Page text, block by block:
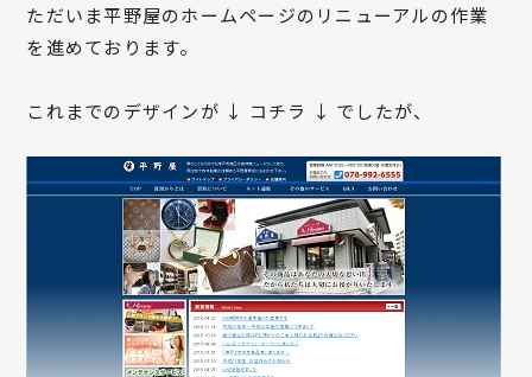
ただいま平野屋のホームページのリニューアルの作業
を進めております。
これまでのデザインが ↓ コチラ ↓ でしたが、